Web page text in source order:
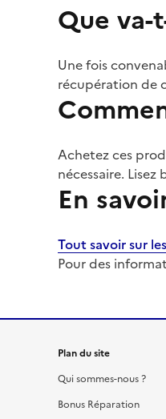
Que
Une fois
récupération de
Achetez ces
nécessaire.
En
Tout savoir sur
Pour des
Plan du site
Qui sommes-nous ?
Bonus Réparation